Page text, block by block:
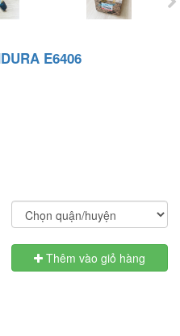
E6406
Thêm vào giỏ hàng